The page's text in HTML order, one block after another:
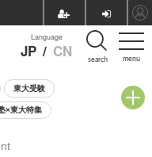
menu
Language
JP / CN search
東大受験
×東大特集
談会